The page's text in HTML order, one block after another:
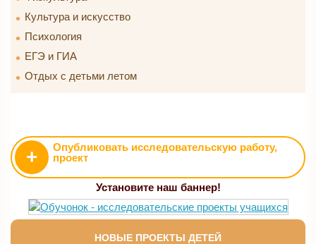
Культура и искусство
Психология
ЕГЭ и ГИА
Отдых с детьми летом
+
Опубликовать исследовательскую работу,
проект
Установите наш баннер!
НОВЫЕ ПРОЕКТЫ ДЕТЕЙ